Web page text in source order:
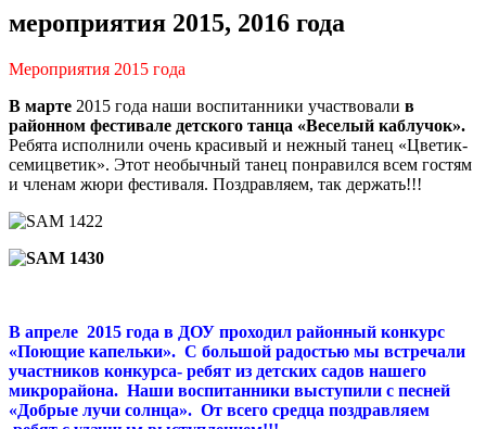
мероприятия 2015, 2016 года
Мероприятия 2015 года
В марте 2015 года наши воспитанники участвовали в
районном фестивале детского танца «Веселый каблучок».
Ребята исполнили очень красивый и нежный танец «Цветик-
семицветик». Этот необычный танец понравился всем гостям
и членам жюри фестиваля. Поздравляем, так держать!!!
В апреле 2015 года в ДОУ проходил районный конкурс
«Поющие капельки». С большой радостью мы встречали
участников конкурса- ребят из детских садов нашего
микрорайона. Наши воспитанники выступили с песней
«Добрые лучи солнца». От всего средца поздравляем